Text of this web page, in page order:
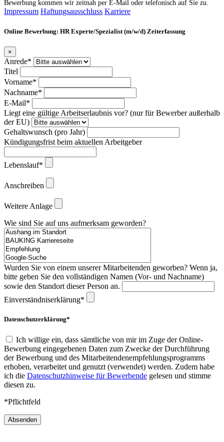
Bewerbung kommen wir zeitnah per E-Mail oder telefonisch auf Sie zu.
Impressum Haftungsausschluss Karriere
Online Bewerbung: HR Experte/Spezialist (m/w/d) Zeiterfassung
×
Anrede*
Titel
Vorname*
Nachname*
E-Mail*
Liegt eine gültige Arbeitserlaubnis vor? (nur für Bewerber außerhalb
der EU)
Gehaltswunsch (pro Jahr)
Kündigungsfrist beim aktuellen Arbeitgeber
Lebenslauf*
Anschreiben
Weitere Anlage
Wie sind Sie auf uns aufmerksam geworden?
Wurden Sie von einem unserer Mitarbeitenden geworben? Wenn ja,
bitte geben Sie den vollständigen Namen (Vor- und Nachname)
sowie den Standort dieser Person an.
Einverständniserklärung*
Datenschutzerklärung*
Ich willige ein, dass sämtliche von mir im Zuge der Online-
Bewerbung eingegebenen Daten zum Zwecke der Durchführung
der Bewerbung und des Mitarbeitendenempfehlungsprogramms
erhoben, verarbeitet und genutzt (verwendet) werden. Zudem habe
ich die Datenschutzhinweise für Bewerbende gelesen und stimme
diesen zu.
*Pflichtfeld
Absenden